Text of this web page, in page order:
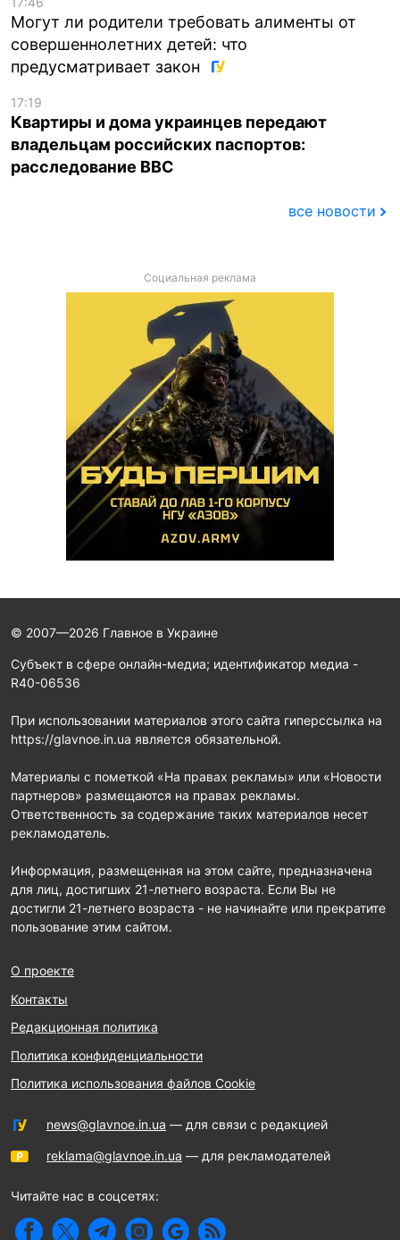
Могут ли родители требовать алименты от
совершеннолетних детей: что
предусматривает закон
17:19
Квартиры и дома украинцев передают
владельцам российских паспортов:
расследование BBC
все новости
Социальная реклама
© 2007—2026 Главное в Украине
Субъект в сфере онлайн-медиа; идентификатор медиа -
R40-06536
При использовании материалов этого сайта гиперссылка на
https://glavnoe.in.ua является обязательной.
Материалы с пометкой «На правах рекламы» или «Новости
партнеров» размещаются на правах рекламы.
Ответственность за содержание таких материалов несет
рекламодатель.
Информация, размещенная на этом сайте, предназначена
для лиц, достигших 21-летнего возраста. Если Вы не
достигли 21-летнего возраста - не начинайте или прекратите
пользование этим сайтом.
О проекте
Контакты
Редакционная политика
Политика конфиденциальности
Политика использования файлов Cookie
news@glavnoe.in.ua — для связи с редакцией
reklama@glavnoe.in.ua — для рекламодателей
Читайте нас в соцсетях: